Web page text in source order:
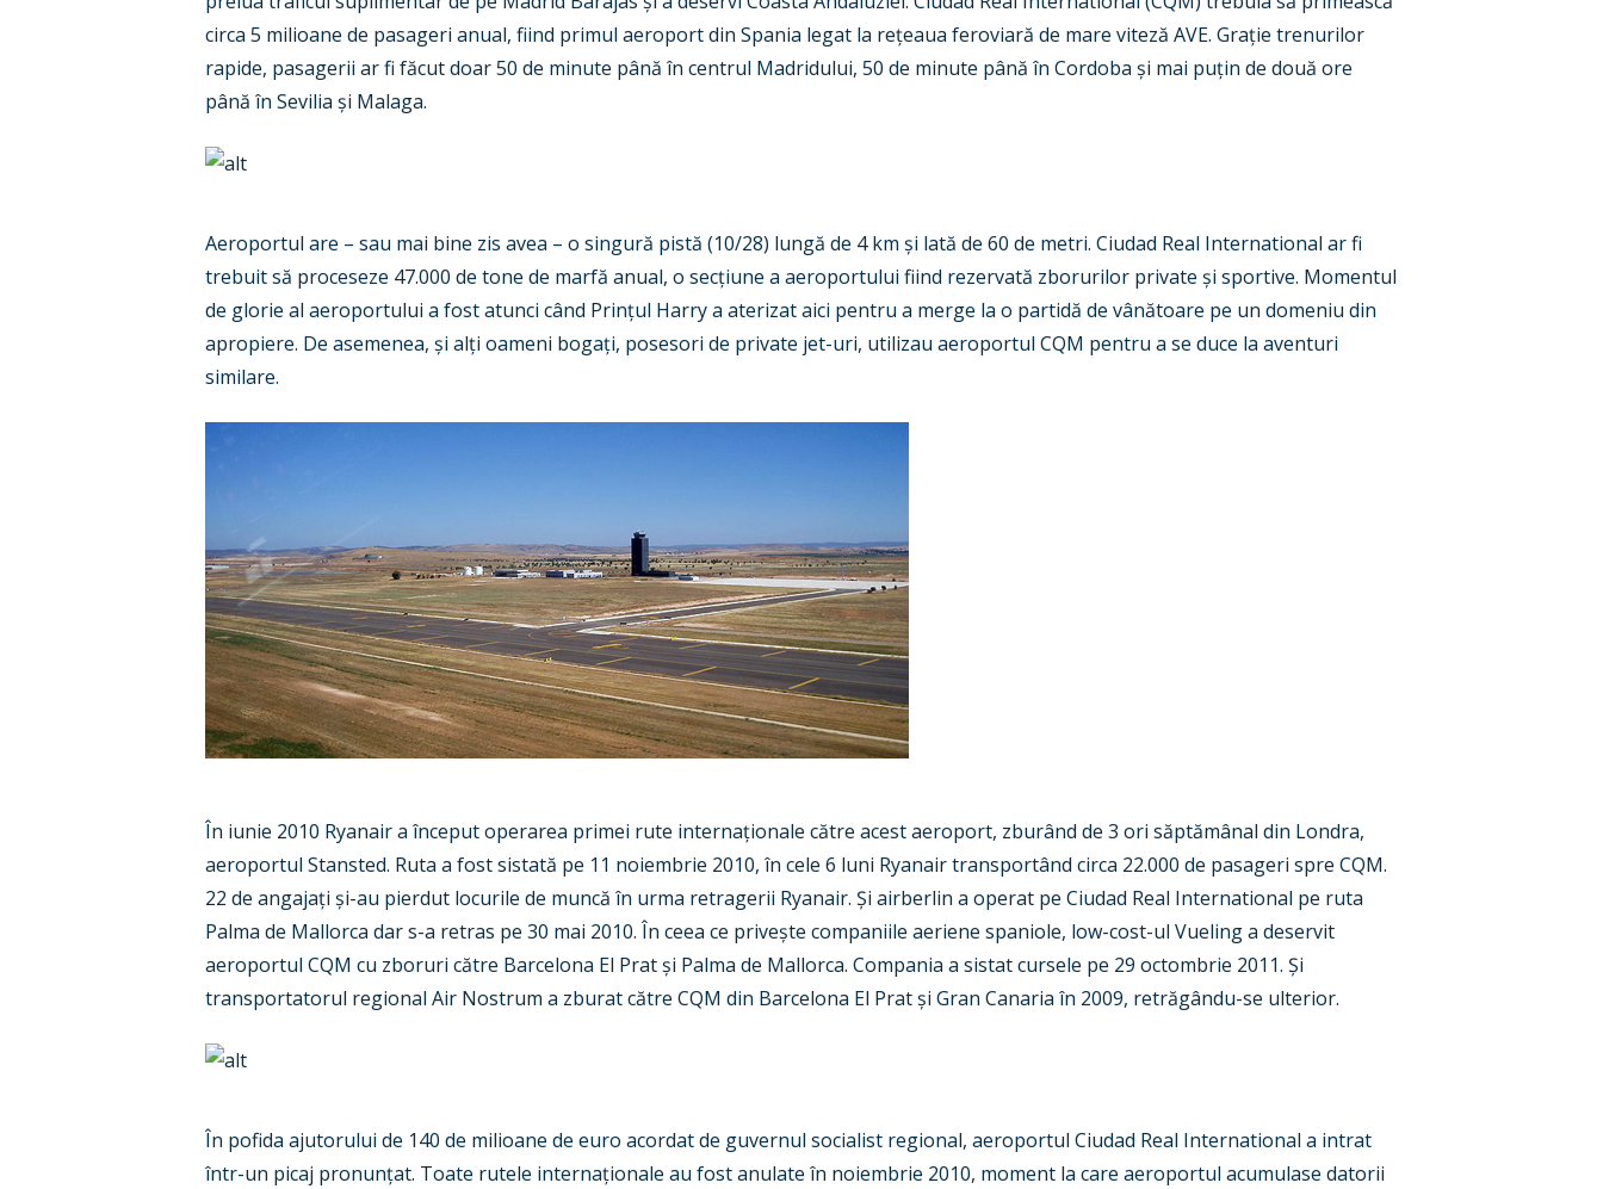
circa 5 milioane de pasageri anual, fiind primul aeroport din Spania legat la rețeaua feroviară de mare viteză AVE. Grație trenurilor
rapide, pasagerii ar fi făcut doar 50 de minute până în centrul Madridului, 50 de minute până în Cordoba și mai puțin de două ore
până în Sevilia și Malaga.
Aeroportul are – sau mai bine zis avea – o singură pistă (10/28) lungă de 4 km și lată de 60 de metri. Ciudad Real International ar fi
trebuit să proceseze 47.000 de tone de marfă anual, o secțiune a aeroportului fiind rezervată zborurilor private și sportive. Momentul
de glorie al aeroportului a fost atunci când Prințul Harry a aterizat aici pentru a merge la o partidă de vânătoare pe un domeniu din
apropiere. De asemenea, și alți oameni bogați, posesori de private jet-uri, utilizau aeroportul CQM pentru a se duce la aventuri
similare.
În iunie 2010 Ryanair a început operarea primei rute internaționale către acest aeroport, zburând de 3 ori săptămânal din Londra,
aeroportul Stansted. Ruta a fost sistată pe 11 noiembrie 2010, în cele 6 luni Ryanair transportând circa 22.000 de pasageri spre CQM.
22 de angajați și-au pierdut locurile de muncă în urma retragerii Ryanair. Și airberlin a operat pe Ciudad Real International pe ruta
Palma de Mallorca dar s-a retras pe 30 mai 2010. În ceea ce privește companiile aeriene spaniole, low-cost-ul Vueling a deservit
aeroportul CQM cu zboruri către Barcelona El Prat și Palma de Mallorca. Compania a sistat cursele pe 29 octombrie 2011. Și
transportatorul regional Air Nostrum a zburat către CQM din Barcelona El Prat și Gran Canaria în 2009, retrăgându-se ulterior.
În pofida ajutorului de 140 de milioane de euro acordat de guvernul socialist regional, aeroportul Ciudad Real International a intrat
într-un picaj pronunțat. Toate rutele internaționale au fost anulate în noiembrie 2010, moment la care aeroportul acumulase datorii